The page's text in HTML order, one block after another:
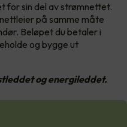
for sin del av strømnettet.
på samme måte
Beløpet du betaler i
og bygge ut
og energileddet.